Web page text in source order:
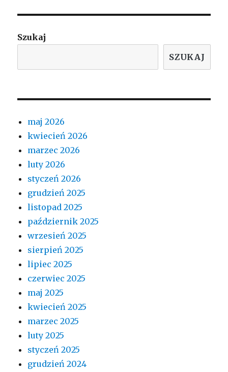
Szukaj
SZUKAJ
maj 2026
kwiecień 2026
marzec 2026
luty 2026
styczeń 2026
grudzień 2025
listopad 2025
październik 2025
wrzesień 2025
sierpień 2025
lipiec 2025
czerwiec 2025
maj 2025
kwiecień 2025
marzec 2025
luty 2025
styczeń 2025
grudzień 2024